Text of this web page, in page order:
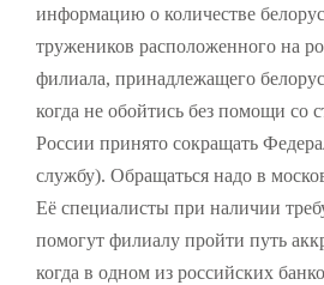
информацию о количестве
тружеников расположенного на
филиала, принадлежащего
когда не обойтись без помощи
России принято сокращать
службу). Обращаться надо в
Её специалисты при наличии
помогут филиалу пройти путь
когда в одном из российских